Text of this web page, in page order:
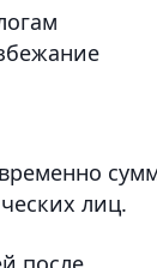
лиц.